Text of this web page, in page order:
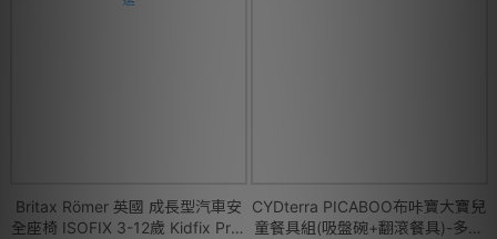
Britax Römer 英國 成長型汽車安
全座椅 ISOFIX 3-12歲 Kidfix Pro-
CYDterra PICABOO布咔寶大寶兒
童餐具組(吸盤碗+翻滾餐具)-多款